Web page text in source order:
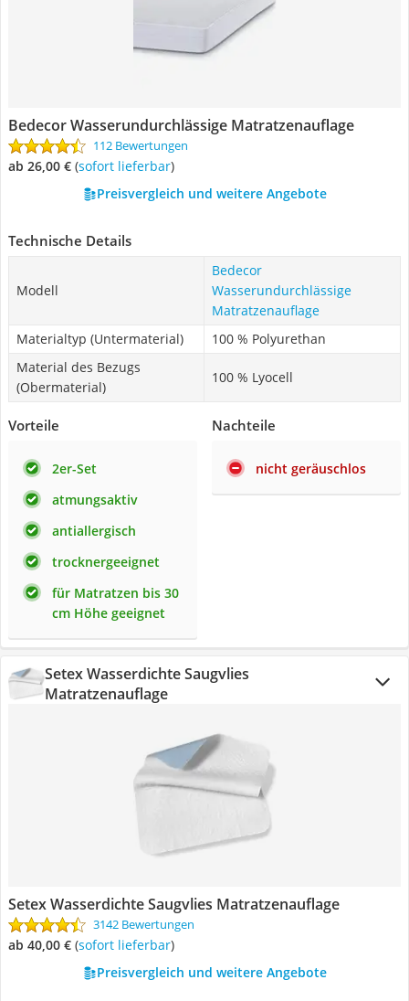
Bedecor Wasserundurchlässige Matratzenauflage
112 Bewertungen
ab 26,00 € ( Sofort lieferbar)
Preisvergleich und weitere Angebote
Technische Details
Modell
Bedecor
Wasserundurchlässige
Matratzenauflage
Materialtyp (Untermaterial)
100 % Polyurethan
Material des Bezugs
(Obermaterial)
100 % Lyocell
Vorteile
2er-Set
atmungsaktiv
antiallergisch
trocknergeeignet
für Matratzen bis 30
cm Höhe geeignet
Nachteile
nicht geräuschlos
Setex Wasserdichte Saugvlies
Matratzenauflage
Setex Wasserdichte Saugvlies Matratzenauflage
3142 Bewertungen
ab 40,00 € ( Sofort lieferbar)
Preisvergleich und weitere Angebote